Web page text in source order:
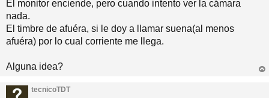
El monitor enciende, pero cuando intento ver la cámara
nada.
El timbre de afuéra, si le doy a llamar suena(al menos
afuéra) por lo cual corriente me llega.
Alguna idea?
tecnicoTDT